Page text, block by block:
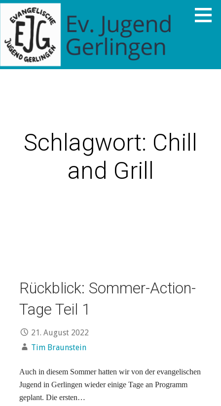
Zum
Inhalt
springen
Schlagwort: Chill
and Grill
Rückblick: Sommer-Action-
Tage Teil 1
21. August 2022
Tim Braunstein
Auch in diesem Sommer hatten wir von der evangelischen
Jugend in Gerlingen wieder einige Tage an Programm
geplant. Die ersten…